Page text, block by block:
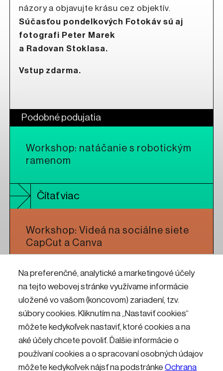
Na preferenčné, analytické a marketingové účely
na tejto webovej stránke využívame informácie
uložené vo vašom (koncovom) zariadení, tzv.
súbory cookies. Kliknutím na „Nastaviť cookies“
môžete kedykoľvek nastaviť, ktoré cookies a na
aké účely chcete povoliť. Ďalšie informácie o
používaní cookies a o spracovaní osobných údajov
môžete kedykoľvek nájsť na podstránkeOchrana
názory a objavujte krásu cez objektív.
Súčasťou pondelkových Fotokáv sú aj
fotografi Peter Marek
a Radovan Stoklasa.
Vstup zdarma.
Podobné podujatia
Workshop: natáčanie s robotickým
ramenom
Čítať viac
Workshop: Videá na sociálne siete
CapCut a Canva
Čítať viac
Workshop: CNC frézovanie pre
umelcov a dizajnérov
Čítať viac